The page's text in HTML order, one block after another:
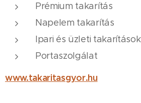
Prémium takarítás
Napelem takarítás
Ipari és üzleti takarítások
Portaszolgálat
www.takaritasgyor.hu